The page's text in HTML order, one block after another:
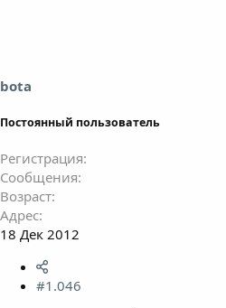
bota
Постоянный пользователь
Регистрация
Сообщения
Возраст
Адрес
18 Дек 2012
#1.046